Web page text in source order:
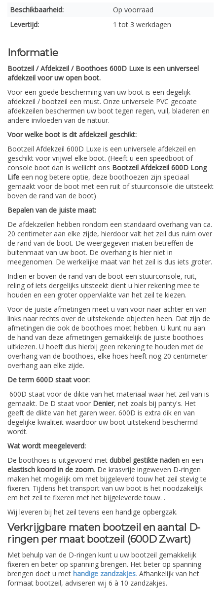
Beschikbaarheid:
Op voorraad
Levertijd:
1 tot 3 werkdagen
Informatie
Bootzeil / Afdekzeil / Boothoes 600D Luxe is een universeel
afdekzeil voor uw open boot.
Voor een goede bescherming van uw boot is een degelijk
afdekzeil / bootzeil een must. Onze universele PVC gecoate
afdekzeilen beschermen uw boot tegen regen, vuil, bladeren en
andere invloeden van de natuur.
Voor welke boot is dit afdekzeil geschikt:
Bootzeil Afdekzeil 600D Luxe is een universele afdekzeil en
geschikt voor vrijwel elke boot. (Heeft u een speedboot of
console boot dan is wellicht ons Bootzeil Afdekzeil 600D Long
Life een nog betere optie, deze boothoezen zijn speciaal
gemaakt voor de boot met een ruit of stuurconsole die uitsteekt
boven de rand van de boot)
Bepalen van de juiste maat:
De afdekzeilen hebben rondom een standaard overhang van ca.
20 centimeter aan elke zijde, hierdoor valt het zeil dus ruim over
de rand van de boot. De weergegeven maten betreffen de
buitenmaat van uw boot. De overhang is hier niet in
meegenomen. De werkelijke maat van het zeil is dus iets groter.
Indien er boven de rand van de boot een stuurconsole, ruit,
reling of iets dergelijks uitsteekt dient u hier rekening mee te
houden en een groter oppervlakte van het zeil te kiezen.
Voor de juiste afmetingen meet u van voor naar achter en van
links naar rechts over de uitstekende objecten heen. Dat zijn de
afmetingen die ook de boothoes moet hebben. U kunt nu aan
de hand van deze afmetingen gemakkelijk de juiste boothoes
uitkiezen. U hoeft dus hierbij geen rekening te houden met de
overhang van de boothoes, elke hoes heeft nog 20 centimeter
overhang aan elke zijde.
De term 600D staat voor:
600D staat voor de dikte van het materiaal waar het zeil van is
gemaakt. De D staat voor Denier, net zoals bij panty's. Het
geeft de dikte van het garen weer. 600D is extra dik en van
degelijke kwaliteit waardoor uw boot uitstekend beschermd
wordt.
Wat wordt meegeleverd:
De boothoes is uitgevoerd met dubbel gestikte naden en een
elastisch koord in de zoom. De krasvrije ingeweven D-ringen
maken het mogelijk om met bijgeleverd touw het zeil stevig te
fixeren. Tijdens het transport van uw boot is het noodzakelijk
em het zeil te fixeren met het bijgeleverde touw. .
Wij leveren bij het zeil tevens een handige opbergzak.
Verkrijgbare maten bootzeil en aantal D-
ringen per maat bootzeil (600D Zwart)
Met behulp van de D-ringen kunt u uw bootzeil gemakkelijk
fixeren en beter op spanning brengen. Het beter op spanning
brengen doet u met handige zandzakjes. Afhankelijk van het
formaat bootzeil, adviseren wij 6 à 10 zandzakjes.